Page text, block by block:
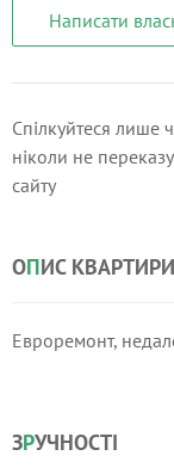
Написати
Спілкуйтеся лише
ніколи не
сайту
ОПИС КВАРТИРИ
Евроремонт,
ЗРУЧНОСТІ